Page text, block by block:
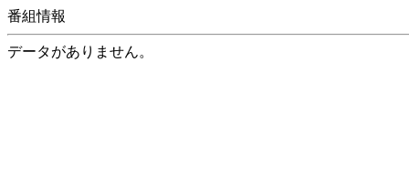
番組情報
データがありません。